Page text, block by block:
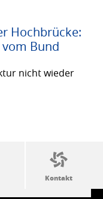
Hochbrücke:
Bund
nicht wieder